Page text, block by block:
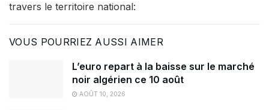
travers le territoire national:
VOUS POURRIEZ AUSSI AIMER
L’euro repart à la baisse sur le marché
noir algérien ce 10 août
AOÛT 10, 2026